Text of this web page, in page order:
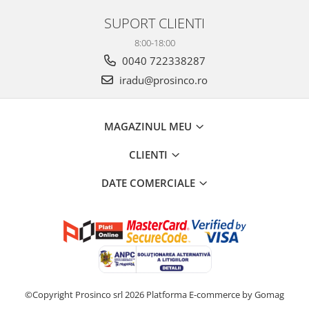
SUPORT CLIENTI
8:00-18:00
0040 722338287
iradu@prosinco.ro
MAGAZINUL MEU
CLIENTI
DATE COMERCIALE
©Copyright Prosinco srl 2026 Platforma E-commerce by Gomag